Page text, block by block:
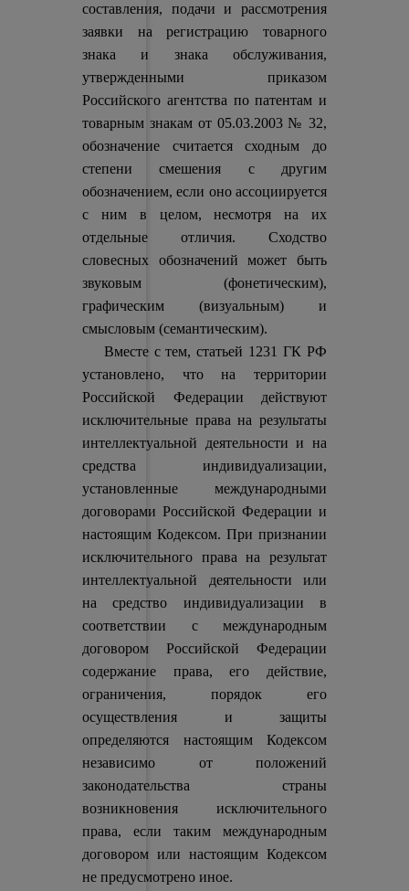
составления, подачи и рассмотрения
заявки на регистрацию товарного
знака и знака обслуживания,
утвержденными приказом
Российского агентства по патентам и
товарным знакам от 05.03.2003 № 32,
обозначение считается сходным до
степени смешения с другим
обозначением, если оно ассоциируется
с ним в целом, несмотря на их
отдельные отличия. Сходство
словесных обозначений может быть
звуковым (фонетическим),
графическим (визуальным) и
смысловым (семантическим).
Вместе с тем, статьей 1231 ГК РФ
установлено, что на территории
Российской Федерации действуют
исключительные права на результаты
интеллектуальной деятельности и на
средства индивидуализации,
установленные международными
договорами Российской Федерации и
настоящим Кодексом. При признании
исключительного права на результат
интеллектуальной деятельности или
на средство индивидуализации в
соответствии с международным
договором Российской Федерации
содержание права, его действие,
ограничения, порядок его
осуществления и защиты
определяются настоящим Кодексом
независимо от положений
законодательства страны
возникновения исключительного
права, если таким международным
договором или настоящим Кодексом
не предусмотрено иное.